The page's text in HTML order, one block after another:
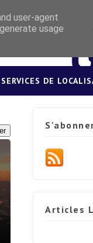
SERVICES DE
Articles
user-agent
usage